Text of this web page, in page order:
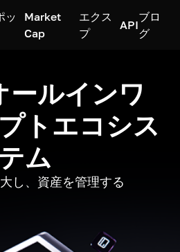
ッ
Market
Cap
エクス
プ
API
ブロ
グ
ールインワ
トエコシス
テム
し、資産を管理する